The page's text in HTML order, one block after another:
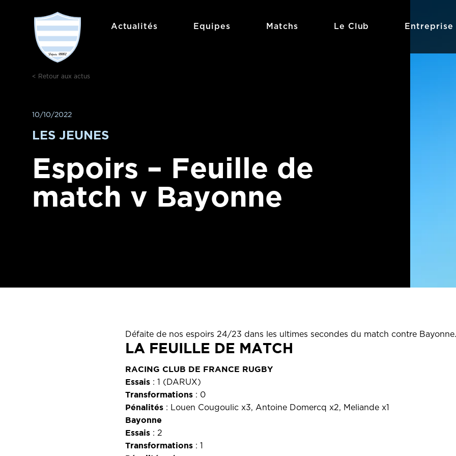
Actualités Equipes Matchs Le Club Entreprise
< Retour aux actus
10/10/2022
LES JEUNES
Espoirs – Feuille de
match v Bayonne
Défaite de nos espoirs 24/23 dans les ultimes secondes du match contre Bayonne.
LA FEUILLE DE MATCH
RACING CLUB DE FRANCE RUGBY
Essais: 1 (DARUX)
Transformations: 0
Pénalités : Louen Cougoulic x3, Antoine Domercq x2, Meliande x1
Bayonne
Essais: 2
Transformations: 1